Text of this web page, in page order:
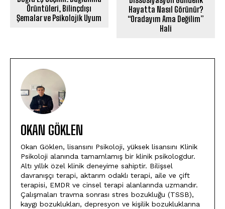
Örüntüleri, Bilinçdışı
Şemalar ve Psikolojik Uyum
Hayatta Nasıl Görünür?
“Oradayım Ama Değilim”
Hali
OKAN GÖKLEN
Okan Göklen, lisansını Psikoloji, yüksek lisansını Klinik
Psikoloji alanında tamamlamış bir klinik psikologdur.
Altı yıllık özel klinik deneyime sahiptir. Bilişsel
davranışçı terapi, aktarım odaklı terapi, aile ve çift
terapisi, EMDR ve cinsel terapi alanlarında uzmandır.
Çalışmaları travma sonrası stres bozukluğu (TSSB),
kaygı bozuklukları, depresyon ve kişilik bozukluklarına